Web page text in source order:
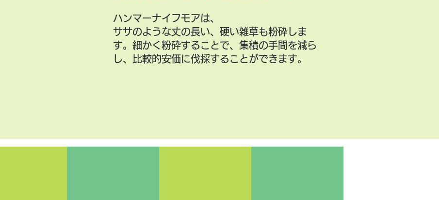
ハンマーナイフモアは、
ササのような丈の長い、硬い雑草も粉砕しま
す。細かく粉砕することで、集積の手間を減ら
し、比較的安価に伐採することができます。